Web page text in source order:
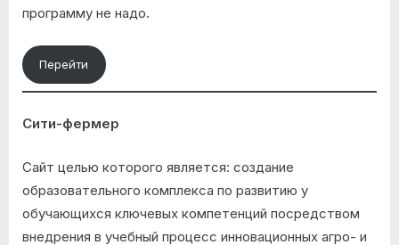
программу не надо.
Перейти
Сити-фермер
Сайт целью которого является: создание
образовательного комплекса по развитию у
обучающихся ключевых компетенций посредством
внедрения в учебный процесс инновационных агро- и